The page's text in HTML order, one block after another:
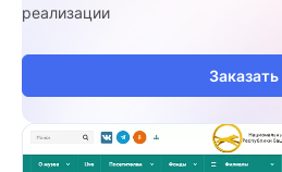
реализации
Заказать